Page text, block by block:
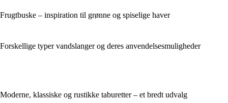
Frugtbuske – inspiration til grønne og spiselige haver
Forskellige typer vandslanger og deres anvendelsesmuligheder
Moderne, klassiske og rustikke taburetter – et bredt udvalg